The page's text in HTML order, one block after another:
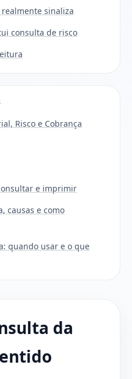
sinaliza
consulta de risco
Risco e Cobrança
e imprimir
causas e como
quando usar e o que
da